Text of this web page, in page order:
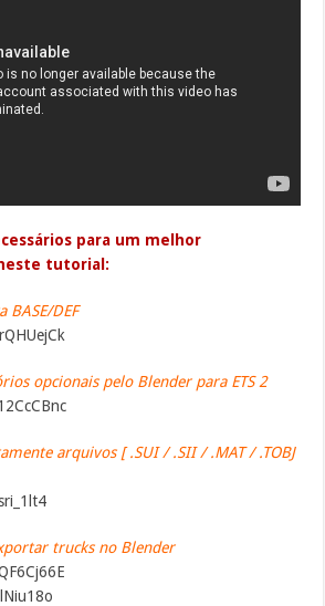
para um melhor
tutorial:
DEF
opcionais pelo Blender para ETS 2
arquivos [ .SUI / .SII / .MAT / .TOBJ
trucks no Blender